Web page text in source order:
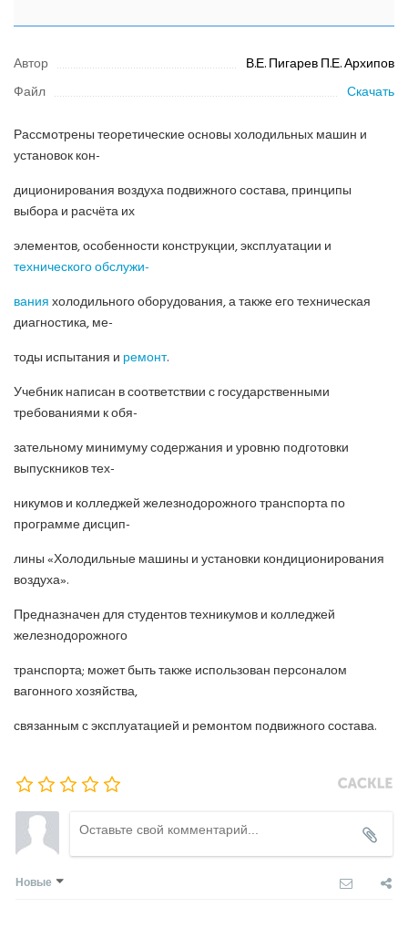
Автор
В.Е. Пигарев П.Е. Архипов
Файл
Скачать
Рассмотрены теоретические основы холодильных машин и
установок кон-
диционирования воздуха подвижного состава, принципы
выбора и расчёта их
элементов, особенности конструкции, эксплуатации и
технического обслужи-
ванияхолодильного оборудования, а также его техническая
диагностика, ме-
тоды испытания и ремонт.
Учебник написан в соответствии с государственными
требованиями к обя-
зательному минимуму содержания и уровню подготовки
выпускников тех-
никумов и колледжей железнодорожного транспорта по
программе дисцип-
лины «Холодильные машины и установки кондиционирования
воздуха».
Предназначен для студентов техникумов и колледжей
железнодорожного
транспорта; может быть также использован персоналом
вагонного хозяйства,
связанным с эксплуатацией и ремонтом подвижного состава.
Новые